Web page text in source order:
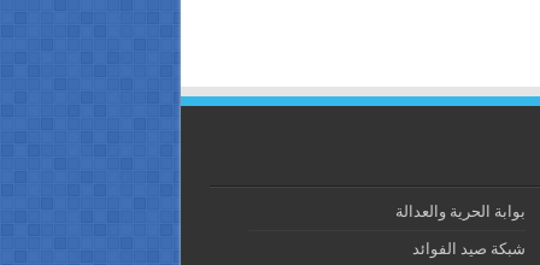
بوابة الحرية والعدالة
شبكة صيد الفوائد